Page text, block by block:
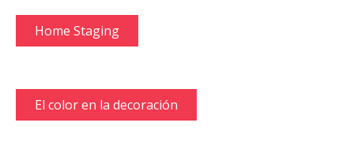
Home Staging
El color en la decoración